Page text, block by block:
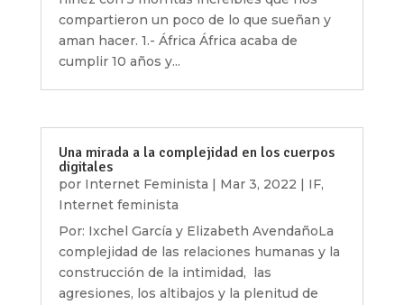
compartieron un poco de lo que sueñan y
aman hacer. 1.- África África acaba de
cumplir 10 años y...
Una mirada a la complejidad en los cuerpos
digitales
por Internet Feminista | Mar 3, 2022 | IF,
Internet feminista
Por: Ixchel García y Elizabeth AvendañoLa
complejidad de las relaciones humanas y la
construcción de la intimidad, las
agresiones, los altibajos y la plenitud de